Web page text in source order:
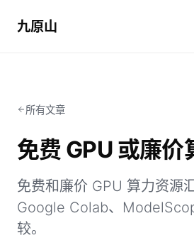
九原山
所有文章
免费 GPU 或廉价
免费和廉价 GPU 算力资源
Google Colab、
较。